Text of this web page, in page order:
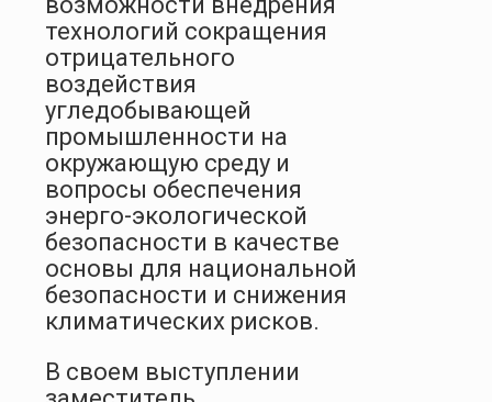
технологий сокращения
отрицательного
воздействия
угледобывающей
промышленности на
окружающую среду и
вопросы обеспечения
энерго-экологической
безопасности в качестве
основы для национальной
безопасности и снижения
климатических рисков.
В своем выступлении